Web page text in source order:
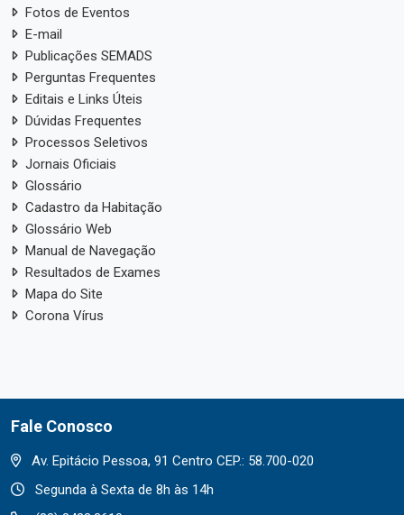
Fotos de Eventos
E-mail
Publicações SEMADS
Perguntas Frequentes
Editais e Links Úteis
Dúvidas Frequentes
Processos Seletivos
Jornais Oficiais
Glossário
Cadastro da Habitação
Glossário Web
Manual de Navegação
Resultados de Exames
Mapa do Site
Corona Vírus
Fale Conosco
Av. Epitácio Pessoa, 91 Centro CEP.: 58.700-020
Segunda à Sexta de 8h às 14h